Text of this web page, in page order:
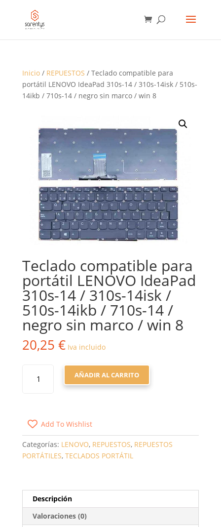
PRODUCTOS
Inicio/ REPUESTOS / Teclado compatible para
portátil LENOVO IdeaPad 310s-14 / 310s-14isk / 510s-
14ikb / 710s-14 / negro sin marco / win 8
Teclado compatible para
portátil LENOVO IdeaPad
310s-14 / 310s-14isk /
510s-14ikb / 710s-14 /
negro sin marco / win 8
20,25 € Iva incluido
COMPATIBLE
IDEAPAD
310S-
14
/
510S-
14IKB
AÑADIR AL CARRITO
Add To Wishlist
Categorías: LENOVO, REPUESTOS, REPUESTOS
PORTÁTILES, TECLADOS PORTÁTIL
Descripción
Valoraciones (0)